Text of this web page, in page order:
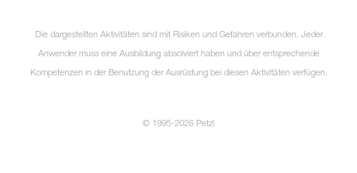
Die dargestellten Aktivitäten sind mit Risiken und Gefahren verbunden. Jeder
Anwender muss eine Ausbildung absolviert haben und über entsprechende
Kompetenzen in der Benutzung der Ausrüstung bei diesen Aktivitäten verfügen.
© 1995-2026 Petzl